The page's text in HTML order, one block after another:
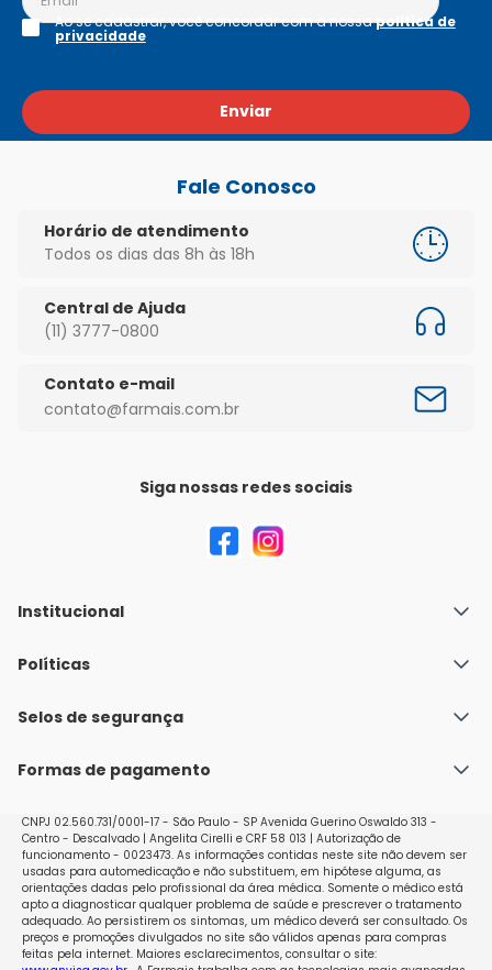
Enviar
Ao se cadastrar, você concordar com a nossapolítica de
privacidade
Fale Conosco
Horário de atendimento
Todos os dias das 8h às 18h
Central de Ajuda
(11) 3777-0800
Contato e-mail
contato@farmais.com.br
Siga nossas redes sociais
Institucional
Quem Somos
Nossas lojas
Políticas
Política de Envio
Políticas de Trocas e Devoluções
Selos de segurança
Formas de pagamento
CNPJ 02.560.731/0001-17 - São Paulo - SP Avenida Guerino Oswaldo 313 -
Centro - Descalvado | Angelita Cirelli e CRF 58 013 | Autorização de
funcionamento - 0023473. As informações contidas neste site não devem ser
usadas para automedicação e não substituem, em hipótese alguma, as
orientações dadas pelo profissional da área médica. Somente o médico está
apto a diagnosticar qualquer problema de saúde e prescrever o tratamento
adequado. Ao persistirem os sintomas, um médico deverá ser consultado. Os
preços e promoções divulgados no site são válidos apenas para compras
feitas pela internet. Maiores esclarecimentos, consultar o site: